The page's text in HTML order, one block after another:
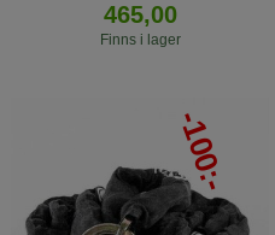
465,00
Finns i lager
-100:-